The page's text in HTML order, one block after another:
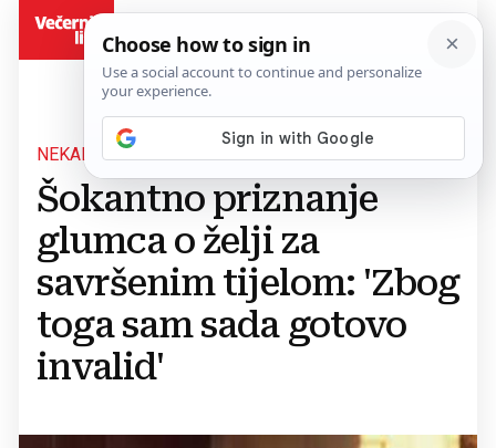
NEKADAŠNJA ZVIJEZDA ROMANTIČNIH KOMEDIJA
Šokantno priznanje
glumca o želji za
savršenim tijelom: 'Zbog
toga sam sada gotovo
invalid'